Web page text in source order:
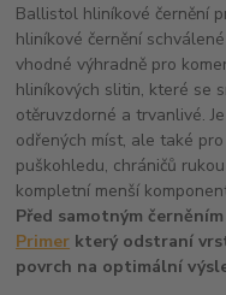
Ballistol hliníkové černění
hliníkové černění
vhodné výhradně pro
hliníkových slitin, které se
otěruvzdorné a trvanlivé.
odřených míst, ale také
puškohledu, chráničů
kompletní menší
Před samotným
Primer který odstraní
povrch na optimální